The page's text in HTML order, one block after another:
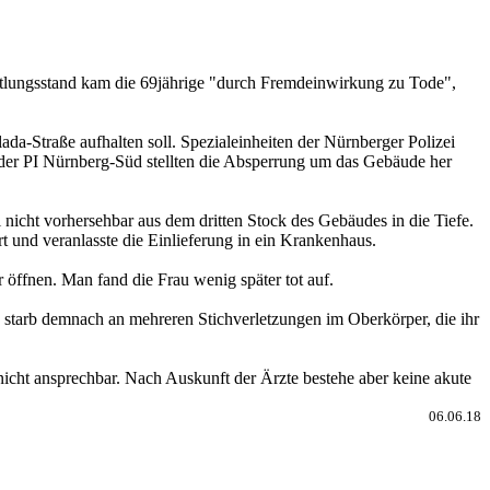
kam die 69jährige "durch Fremdeinwirkung zu Tode",
Straße aufhalten soll. Spezialeinheiten der Nürnberger Polizei
PI Nürnberg-Süd stellten die Absperrung um das Gebäude her
vorhersehbar aus dem dritten Stock des Gebäudes in die Tiefe.
und veranlasste die Einlieferung in ein Krankenhaus.
Man fand die Frau wenig später tot auf.
demnach an mehreren Stichverletzungen im Oberkörper, die ihr
ansprechbar. Nach Auskunft der Ärzte bestehe aber keine akute
06.06.18